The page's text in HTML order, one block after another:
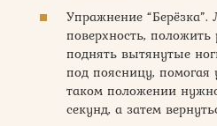
Упражнение
поверхность, положить
поднять вытянутые
под поясницу, помогая
таком положении
секунд, а затем